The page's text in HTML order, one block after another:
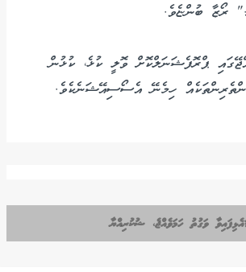
ރޯޒާ ބުންޏެވެ.
ޕްރޮފެޝަނަލްކޮށް ވޮލީ ކުޅެ، ކުޅުން
ހިމެނޭ އެސޯސިއޭޝަނެކެވެ.
ވަގުތު ހަމަވެއްޖެ، ޝުކުރިއްޔާ